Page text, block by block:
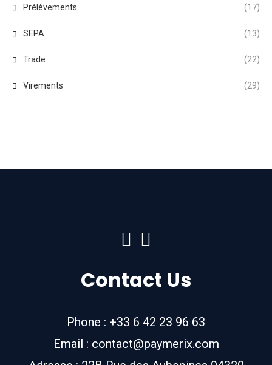
Prélèvements (17)
SEPA (13)
Trade (22)
Virements (29)
Contact Us
Phone : +33 6 42 23 96 63
Email : contact@paymerix.com